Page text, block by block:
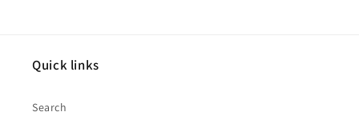
Quick links
Search